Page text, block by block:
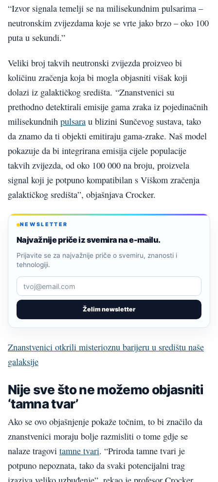
“Izvor signala temelji se na milisekundnim pulsarima –
neutronskim zvijezdama koje se vrte jako brzo – oko 100
puta u sekundi.”
Veliki broj takvih neutronski zvijezda proizveo bi
količinu zračenja koja bi mogla objasniti višak koji
dolazi iz galaktičkog središta. “Znanstvenici su
prethodno detektirali emisije gama zraka iz pojedinačnih
milisekundnih pulsara u blizini Sunčevog sustava, tako
da znamo da ti objekti emitiraju gama-zrake. Naš model
pokazuje da bi integrirana emisija cijele populacije
takvih zvijezda, od oko 100 000 na broju, proizvela
signal koji je potpuno kompatibilan s Viškom zračenja
galaktičkog središta”, objašnjava Crocker.
NEWSLETTER
Najvažnije priče iz svemira na e-mailu.
Želim newsletter
Prijavite se za najvažnije priče o svemiru, znanosti i
tehnologiji.
Znanstvenici otkrili misterioznu barijeru u središtu naše
galaksije
Nije sve što ne možemo objasniti
‘tamna tvar’
Ako se ovo objašnjenje pokaže točnim, to bi značilo da
znanstvenici moraju bolje razmisliti o tome gdje se
nalaze tragovi tamne tvari. “Priroda tamne tvari je
potpuno nepoznata, tako da svaki potencijalni trag